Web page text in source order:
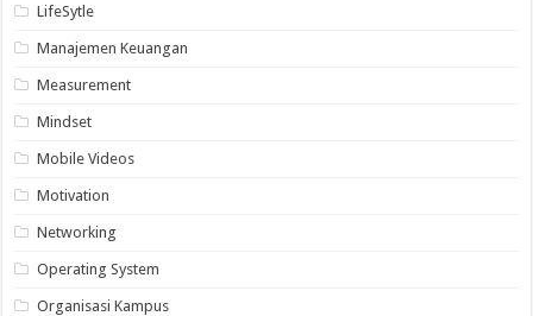
LifeSytle
Manajemen Keuangan
Measurement
Mindset
Mobile Videos
Motivation
Networking
Operating System
Organisasi Kampus